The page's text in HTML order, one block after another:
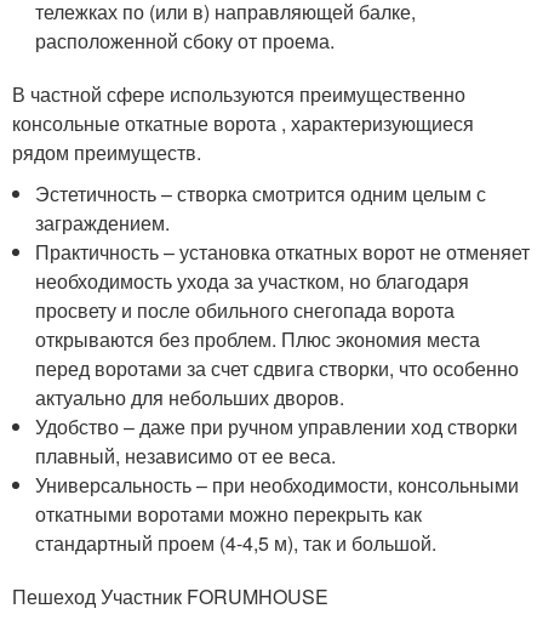
тележках по (или в) направляющей балке,
расположенной сбоку от проема.
В частной сфере используются преимущественно
консольные откатные ворота , характеризующиеся
рядом преимуществ.
Эстетичность – створка смотрится одним целым с
заграждением.
Практичность – установка откатных ворот не отменяет
необходимость ухода за участком, но благодаря
просвету и после обильного снегопада ворота
открываются без проблем. Плюс экономия места
перед воротами за счет сдвига створки, что особенно
актуально для небольших дворов.
Удобство – даже при ручном управлении ход створки
плавный, независимо от ее веса.
Универсальность – при необходимости, консольными
откатными воротами можно перекрыть как
стандартный проем (4-4,5 м), так и большой.
Пешеход Участник FORUMHOUSE